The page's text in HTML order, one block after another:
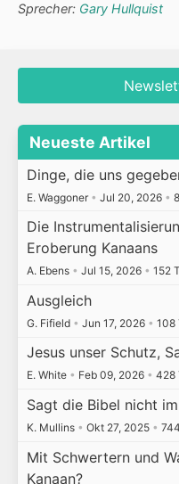
Sprecher: Gary Hullquist
Neueste Artikel
Dinge, die uns
E. Waggoner • Jul 20, 2026 •
Die
Eroberung Kanaans
A. Ebens • Jul 15, 2026 • 152
Ausgleich
G. Fifield • Jun 17, 2026 • 108
Jesus unser Schutz,
E. White • Feb 09, 2026 • 428
Sagt die Bibel nicht
K. Mullins • Okt 27, 2025 •
Mit Schwertern und
Kanaan?